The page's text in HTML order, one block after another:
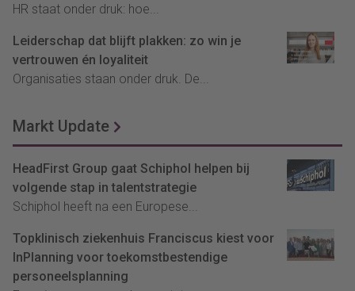
HR staat onder druk: hoe...
Leiderschap dat blijft plakken: zo win je
vertrouwen én loyaliteit
Organisaties staan onder druk. De...
Markt Update
HeadFirst Group gaat Schiphol helpen bij
volgende stap in talentstrategie
Schiphol heeft na een Europese...
Topklinisch ziekenhuis Franciscus kiest voor
InPlanning voor toekomstbestendige
personeelsplanning